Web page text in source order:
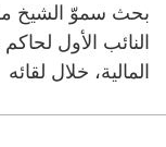
بحث سموّ الشيخ
النائب الأول
المالية، خلال لقائه